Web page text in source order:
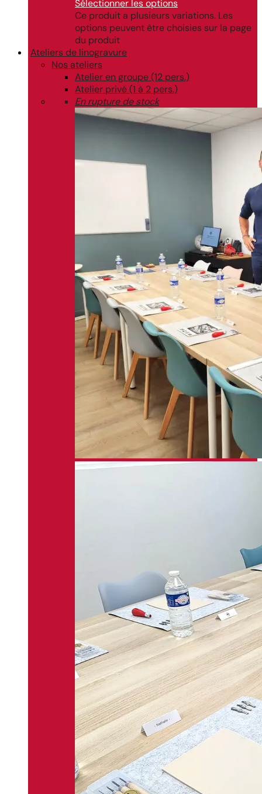
Sélectionner les options
Ce produit a plusieurs variations. Les
options peuvent être choisies sur la page
du produit
Ateliers de linogravure
Nos ateliers
Atelier en groupe (12 pers.)
Atelier privé (1 à 2 pers.)
En rupture de stock